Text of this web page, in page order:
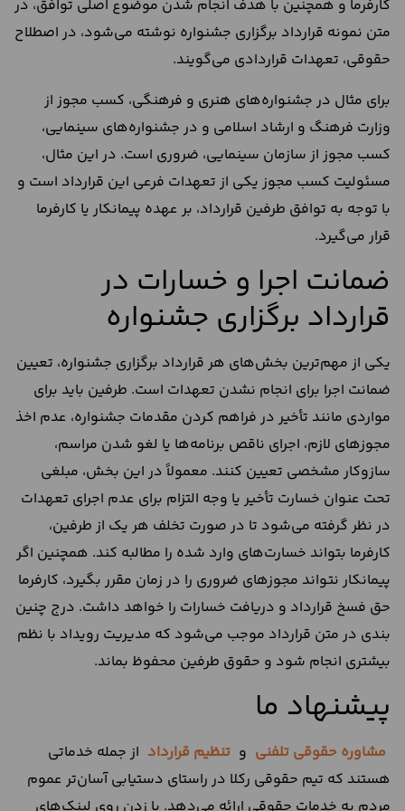
کارفرما و همچنین با هدف انجام شدن موضوع اصلی توافق، در
متن نمونه قرارداد برگزاری جشنواره نوشته می‌شود، در اصطلاح
حقوقی، تعهدات قراردادی می‌گویند.
برای مثال در جشنواره‌های هنری و فرهنگی، کسب مجوز از
وزارت فرهنگ و ارشاد اسلامی و در جشنواره‌های سینمایی،
کسب مجوز از سازمان سینمایی، ضروری است. در این مثال،
مسئولیت کسب مجوز یکی از تعهدات فرعی این قرارداد است و
با توجه به توافق طرفین قرارداد، بر عهده پیمانکار یا کارفرما
قرار می‌گیرد.
ضمانت اجرا و خسارات در
قرارداد برگزاری جشنواره
یکی از مهم‌ترین بخش‌های هر قرارداد برگزاری جشنواره، تعیین
ضمانت اجرا برای انجام نشدن تعهدات است. طرفین باید برای
مواردی مانند تأخیر در فراهم کردن مقدمات جشنواره، عدم اخذ
مجوزهای لازم، اجرای ناقص برنامه‌ها یا لغو شدن مراسم،
سازوکار مشخصی تعیین کنند. معمولاً در این بخش، مبلغی
تحت عنوان خسارت تأخیر یا وجه التزام برای عدم اجرای تعهدات
در نظر گرفته می‌شود تا در صورت تخلف هر یک از طرفین،
کارفرما بتواند خسارت‌های وارد شده را مطالبه کند. همچنین اگر
پیمانکار نتواند مجوزهای ضروری را در زمان مقرر بگیرد، کارفرما
حق فسخ قرارداد و دریافت خسارات را خواهد داشت. درج چنین
بندی در متن قرارداد موجب می‌شود که مدیریت رویداد با نظم
بیشتری انجام شود و حقوق طرفین محفوظ بماند.
پیشنهاد ما
مشاوره حقوقی تلفنی و تنظیم قرارداد از جمله خدماتی
هستند که تیم حقوقی رکلا در راستای دستیابی آسان‌تر عموم